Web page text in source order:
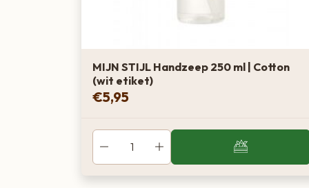
MIJN STIJL Handzeep 250 ml | Cotton
(wit etiket)
€5,95